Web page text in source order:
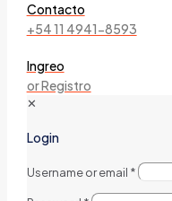
Contacto
+54 11 4941-8593
Ingreo
or Registro
✕
Login
Username or email *